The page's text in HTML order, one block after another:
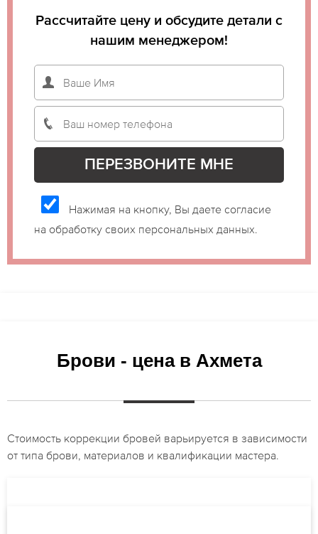
Рассчитайте цену и обсудите детали с
нашим менеджером!
Нажимая на кнопку, Вы даете согласие
на обработку своих персональных данных.
Брови - цена в Ахмета
Стоимость коррекции бровей варьируется в зависимости
от типа брови, материалов и квалификации мастера.